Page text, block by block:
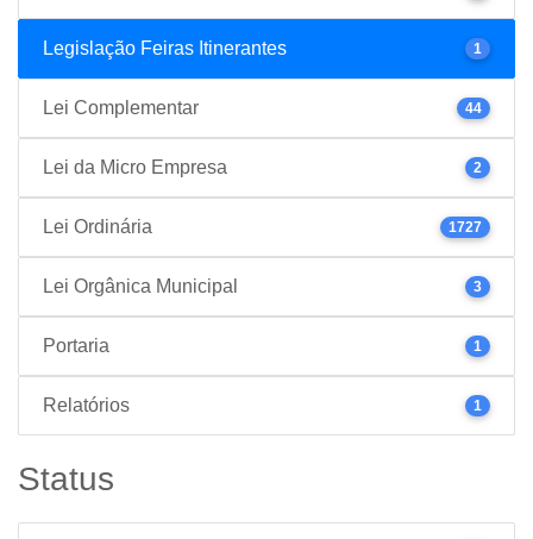
Legislação Feiras Itinerantes 1
Lei Complementar 44
Lei da Micro Empresa 2
Lei Ordinária 1727
Lei Orgânica Municipal 3
Portaria 1
Relatórios 1
Status